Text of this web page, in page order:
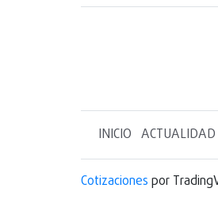
INICIO ACTUALIDAD
Cotizaciones por